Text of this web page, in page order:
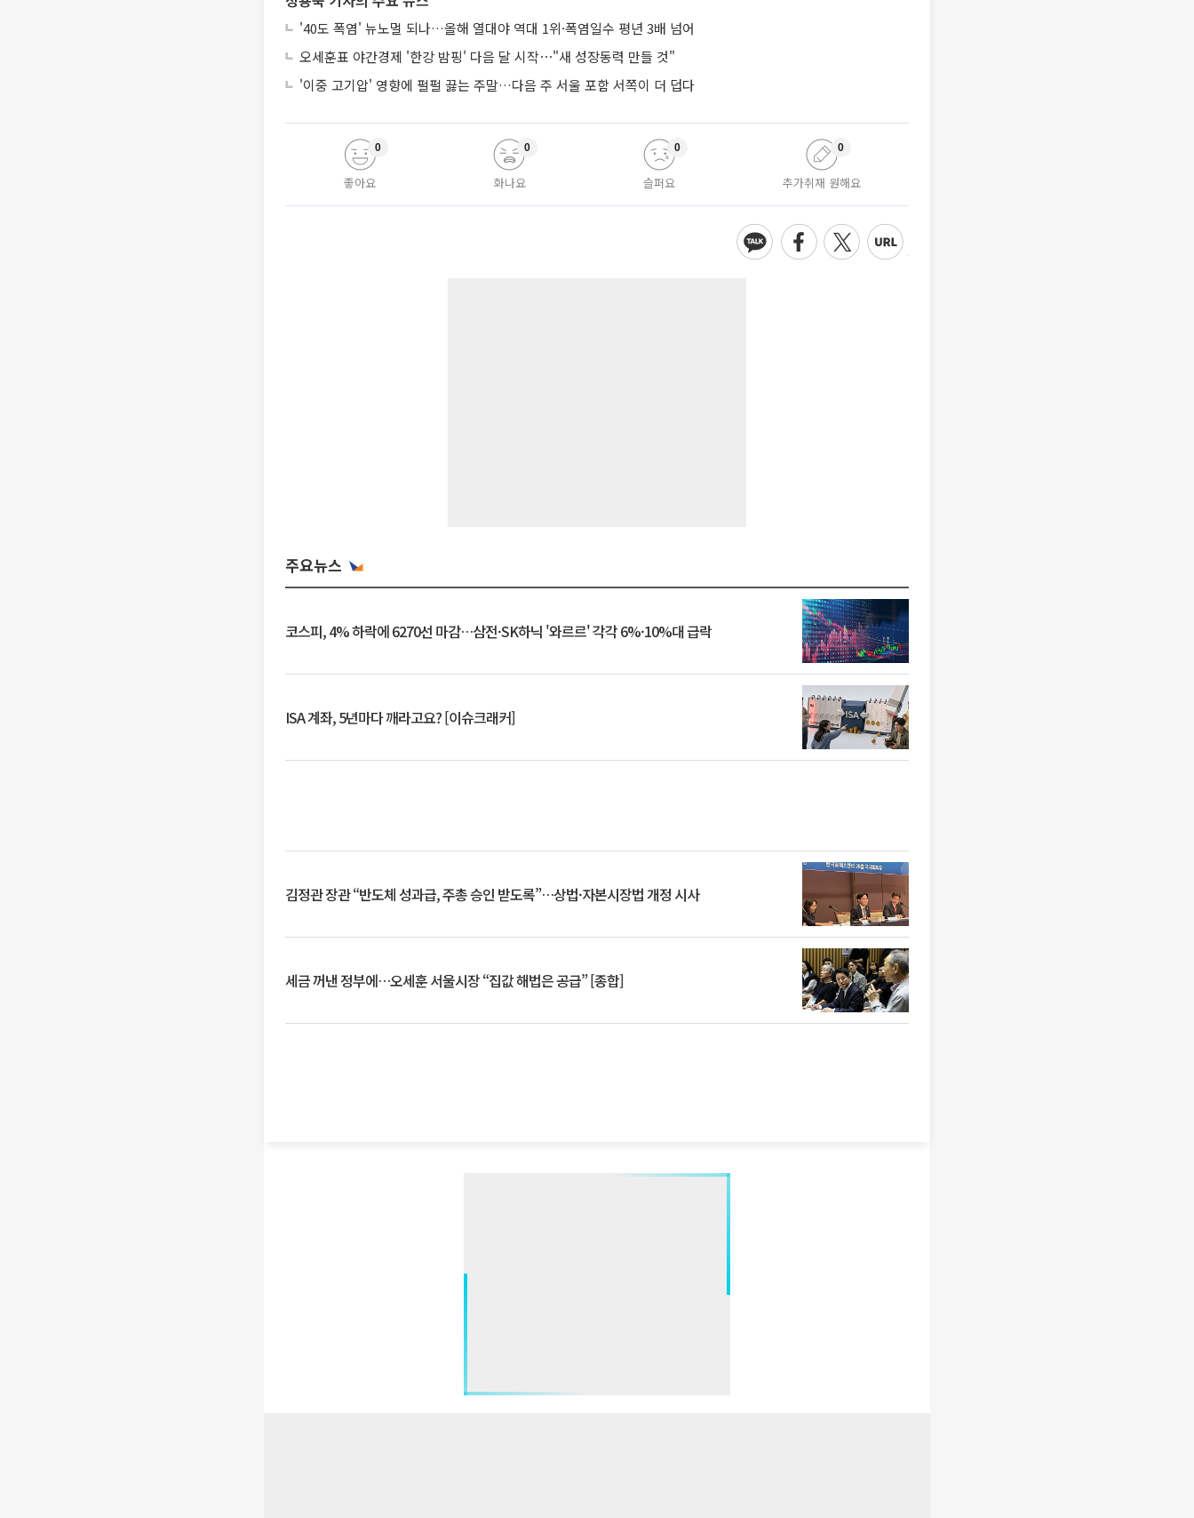
'40도 폭염' 뉴노멀 되나…올해 열대야 역대 1위·폭염일수 평년 3배 넘어
오세훈표 야간경제 '한강 밤핑' 다음 달 시작⋯"새 성장동력 만들 것"
'이중 고기압' 영향에 펄펄 끓는 주말…다음 주 서울 포함 서쪽이 더 덥다
좋아요
0
화나요
0
슬퍼요
0
추가취재 원해요
0
주요뉴스
코스피, 4% 하락에 6270선 마감…삼전·SK하닉 '와르르' 각각 6%·10%대 급락
ISA 계좌, 5년마다 깨라고요? [이슈크래커]
김정관 장관 “반도체 성과급, 주총 승인 받도록”…상법·자본시장법 개정 시사
세금 꺼낸 정부에…오세훈 서울시장 “집값 해법은 공급” [종합]